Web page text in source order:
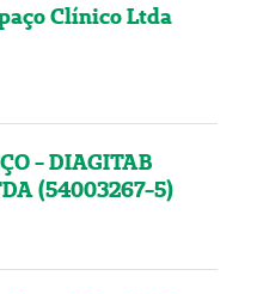
Clínico Ltda
- DIAGITAB
(54003267-5)